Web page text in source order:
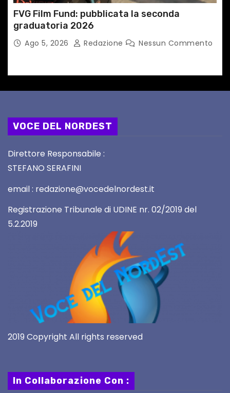
FVG Film Fund: pubblicata la seconda
graduatoria 2026
Ago 5, 2026 Redazione Nessun Commento
VOCE DEL NORDEST
Direttore Responsabile :
STEFANO SERAFINI
email : redazione@vocedelnordest.it
Registrazione Tribunale di UDINE nr. 02/2019 del
5.2.2019
2019 Copyright All rights reserved
In Collaborazione Con :